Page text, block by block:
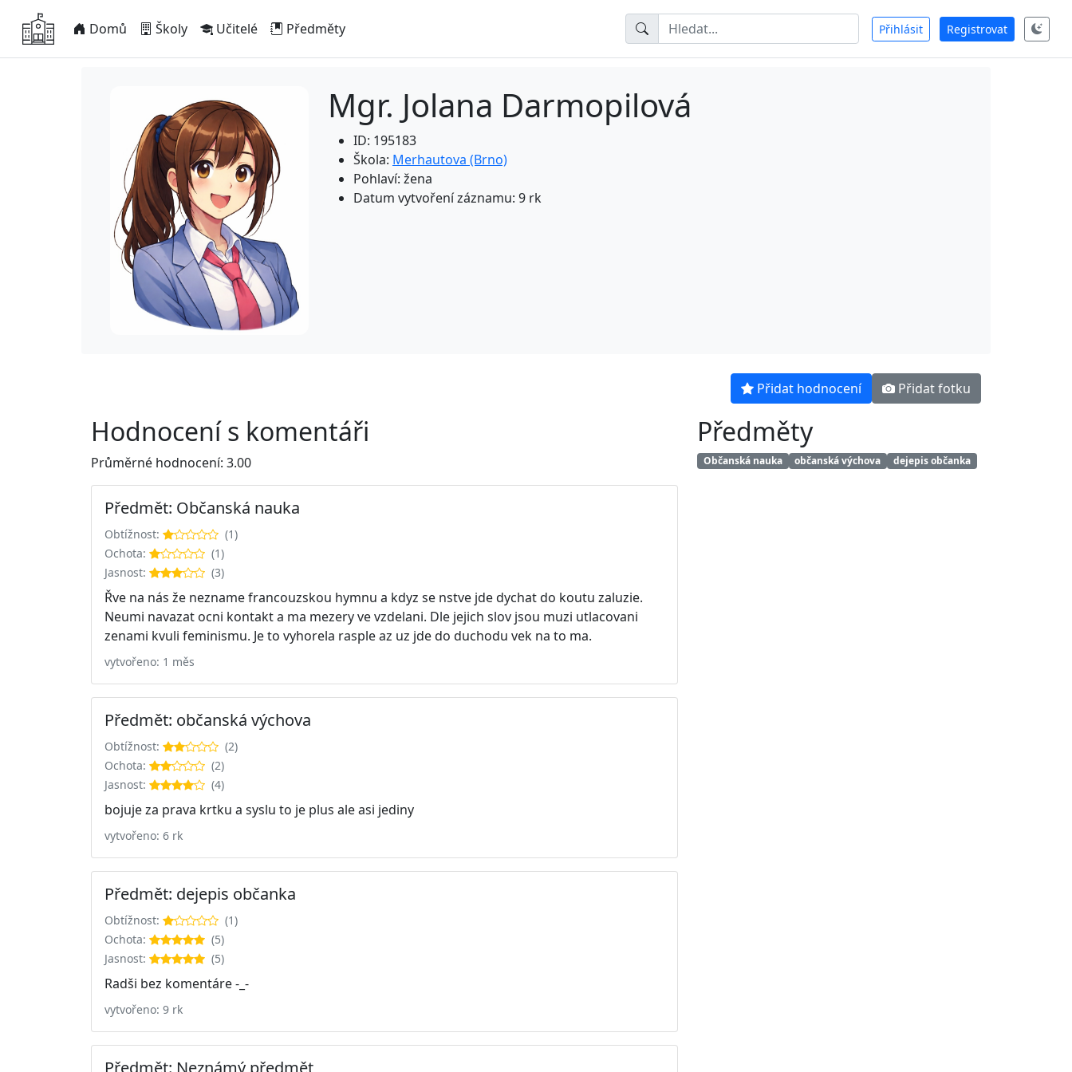
Domů Školy Učitelé Předměty Přihlásit Registrovat
Mgr. Jolana Darmopilová
ID: 195183
Škola: Merhautova (Brno)
Pohlaví: žena
Datum vytvoření záznamu: 9 rk
Přidat hodnocení Přidat fotku
Hodnocení s komentáři
Průměrné hodnocení: 3.00
Předmět: Občanská nauka
Obtížnost:
(1)
Ochota:
(1)
Jasnost:
(3)
Řve na nás že nezname francouzskou hymnu a kdyz se nstve jde dychat do koutu zaluzie.
Neumi navazat ocni kontakt a ma mezery ve vzdelani. Dle jejich slov jsou muzi utlacovani
zenami kvuli feminismu. Je to vyhorela rasple az uz jde do duchodu vek na to ma.
vytvořeno: 1 měs
Předmět: občanská výchova
Obtížnost:
(2)
Ochota:
(2)
Jasnost:
(4)
bojuje za prava krtku a syslu to je plus ale asi jediny
vytvořeno: 6 rk
Předmět: dejepis občanka
Obtížnost:
(1)
Ochota:
(5)
Jasnost:
(5)
Radši bez komentáre -_-
vytvořeno: 9 rk
Předmět: Neznámý předmět
Předměty
Občanská nauka občanská výchova dejepis občanka